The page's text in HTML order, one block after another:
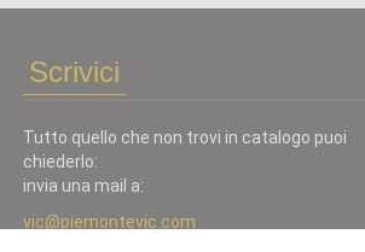
Scrivici
Tutto quello che non trovi in catalogo puoi
chiederlo:
invia una mail a:
vic@piemontevic.com